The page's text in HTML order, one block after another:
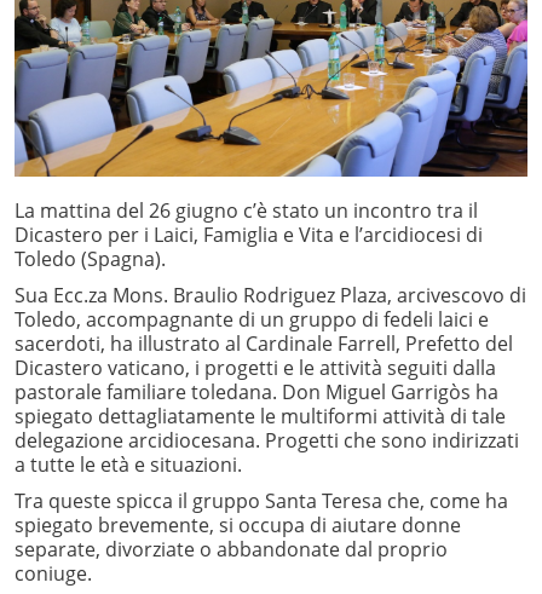
La mattina del 26 giugno c’è stato un incontro tra il
Dicastero per i Laici, Famiglia e Vita e l’arcidiocesi di
Toledo (Spagna).
Sua Ecc.za Mons. Braulio Rodriguez Plaza, arcivescovo di
Toledo, accompagnante di un gruppo di fedeli laici e
sacerdoti, ha illustrato al Cardinale Farrell, Prefetto del
Dicastero vaticano, i progetti e le attività seguiti dalla
pastorale familiare toledana. Don Miguel Garrigòs ha
spiegato dettagliatamente le multiformi attività di tale
delegazione arcidiocesana. Progetti che sono indirizzati
a tutte le età e situazioni.
Tra queste spicca il gruppo Santa Teresa che, come ha
spiegato brevemente, si occupa di aiutare donne
separate, divorziate o abbandonate dal proprio
coniuge.